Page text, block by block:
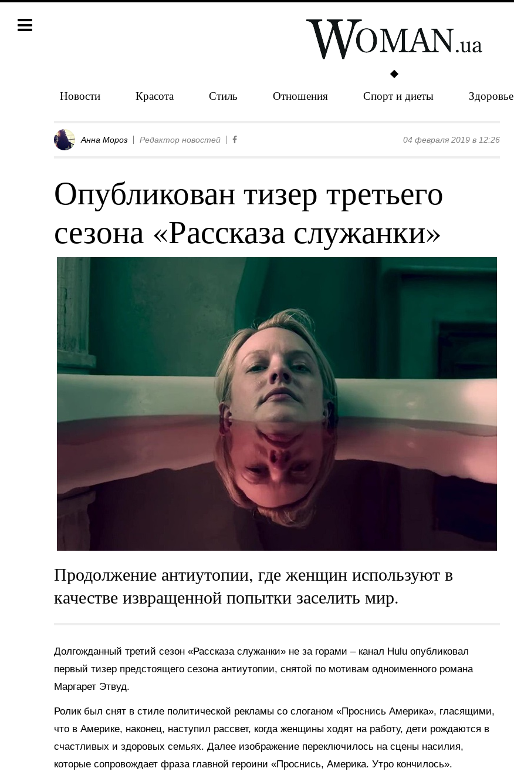
Новости Красота Стиль Отношения Спорт и диеты Здоровье
Анна Мороз Редактор новостей 04 февраля 2019 в 12:26
Опубликован тизер третьего
сезона «Рассказа служанки»
Продолжение антиутопии, где женщин используют в
качестве извращенной попытки заселить мир.
Долгожданный третий сезон «Рассказа служанки» не за горами – канал Hulu опубликовал
первый тизер предстоящего сезона антиутопии, снятой по мотивам одноименного романа
Маргарет Этвуд.
Ролик был снят в стиле политической рекламы со слоганом «Проснись Америка», гласящими,
что в Америке, наконец, наступил рассвет, когда женщины ходят на работу, дети рождаются в
счастливых и здоровых семьях. Далее изображение переключилось на сцены насилия,
которые сопровождает фраза главной героини «Проснись, Америка. Утро кончилось».